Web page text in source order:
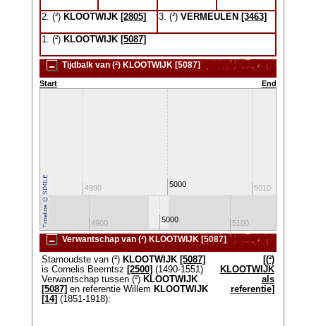
2. (²) KLOOTWIJK [2805] 3. (²) VERMEULEN [3463]
1. (²) KLOOTWIJK [5087]
Tijdbalk van (²) KLOOTWIJK [5087]
Start End
4990 5000 5010
4900 5000 5100
Verwantschap van (²) KLOOTWIJK [5087]
Stamoudste van (²) KLOOTWIJK [5087]
is Cornelis Beerntsz [2500] (1490-1551)
Verwantschap tussen (²) KLOOTWIJK
[5087] en referentie Willem KLOOTWIJK
[14] (1851-1918):
[(²)
KLOOTWIJK
als
referentie]